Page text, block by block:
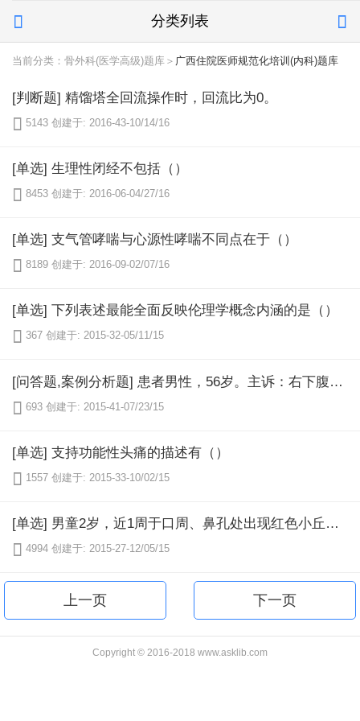
 分类列表 
当前分类：骨外科(医学高级)题库＞ 广西住院医师规范化培训(内科)题库
[判断题] 精馏塔全回流操作时，回流比为0。
 5143 创建于: 2016-43-10/14/16
[单选] 生理性闭经不包括（）
 8453 创建于: 2016-06-04/27/16
[单选] 支气管哮喘与心源性哮喘不同点在于（）
 8189 创建于: 2016-09-02/07/16
[单选] 下列表述最能全面反映伦理学概念内涵的是（）
 367 创建于: 2015-32-05/11/15
[问答题,案例分析题] 患者男性，56岁。主诉：右下腹可复性包块20余年。病史：患者于20余年前出现右下腹包块，呈可复性，行走时包块出现，有下坠感，有时包块在久站后可坠入右侧阴囊，平卧后可消失，无其他不适感。院外未曾系统治疗。查体：T36.5℃，P75次／分，R21次／分，BP115/76mmHg，右腹股沟区可见一拳头大小的包块（立位），呈梨形，远端达右耻骨结节处。平卧时，右腹股沟仍较饱满，有包块感，外环口扩大并有冲击感，肿块消失后压住内环口改站立位肿块不再出现。肿块坠入阴囊行透光实验（－）。要求：根据以上病历摘要，请写出初步诊断及诊断依据、鉴别诊断、进一步检查与治疗原则。
 693 创建于: 2015-41-07/23/15
[单选] 支持功能性头痛的描述有（）
 1557 创建于: 2015-33-10/02/15
[单选] 男童2岁，近1周于口周、鼻孔处出现红色小丘疹，渐成脓疱。疱破后结黄色厚痂，波及耳廓处，伴瘙痒。体检：下颌可触及肿大淋巴结，患儿体温正常。血常规示白细胞计数正常。应考虑为（）
 4994 创建于: 2015-27-12/05/15
上一页 下一页
Copyright © 2016-2018 www.asklib.com